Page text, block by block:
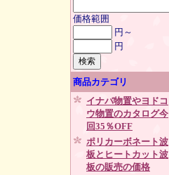
価格範囲
円～
円
商品カテゴリ
イナバ物置やヨドコ
ウ物置のカタログ今
回35％OFF
ポリカーボネート波
板とヒートカット波
板の販売の価格